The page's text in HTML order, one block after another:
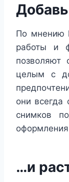
По мнению
работы и
позволяют
целым с
они всегда
снимков
…и